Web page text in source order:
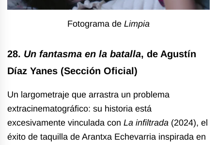
Fotograma de Limpia
28. Un fantasma en la batalla, de Agustín
Díaz Yanes (Sección Oficial)
Un largometraje que arrastra un problema
extracinematográfico: su historia está
excesivamente vinculada con La infiltrada (2024), el
éxito de taquilla de Arantxa Echevarria inspirada en